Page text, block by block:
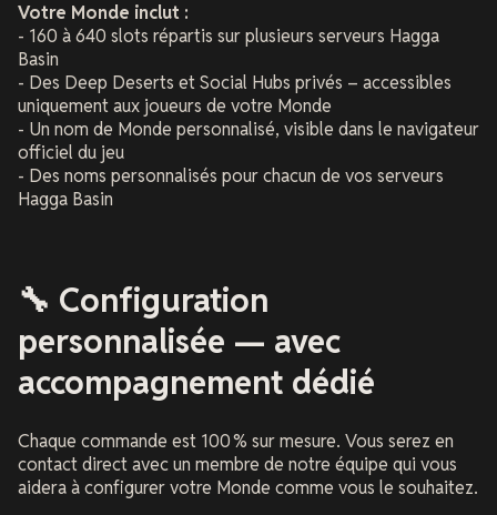
Votre Monde inclut :
- 160 à 640 slots répartis sur plusieurs serveurs Hagga
Basin
- Des Deep Deserts et Social Hubs privés – accessibles
uniquement aux joueurs de votre Monde
- Un nom de Monde personnalisé, visible dans le navigateur
officiel du jeu
- Des noms personnalisés pour chacun de vos serveurs
Hagga Basin
🔧 Configuration
personnalisée — avec
accompagnement dédié
Chaque commande est 100 % sur mesure. Vous serez en
contact direct avec un membre de notre équipe qui vous
aidera à configurer votre Monde comme vous le souhaitez.